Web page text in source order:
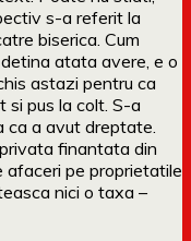
s-a referit la
biserica. Cum
atata avere, e o
astazi pentru ca
pus la colt. S-a
ca a avut dreptate.
finantata din
afaceri pe proprietatile
nici o taxa –